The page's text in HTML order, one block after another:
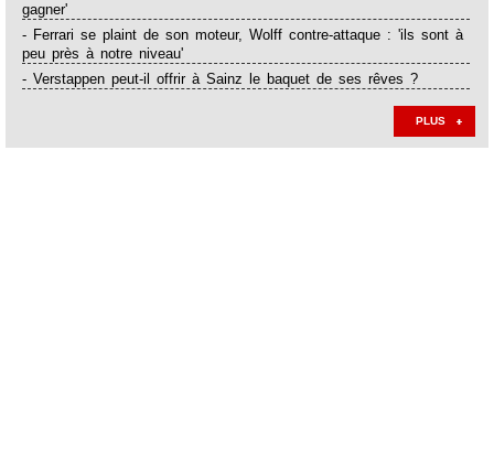
gagner'
- Ferrari se plaint de son moteur, Wolff contre-attaque : 'ils sont à
peu près à notre niveau'
- Verstappen peut-il offrir à Sainz le baquet de ses rêves ?
PLUS